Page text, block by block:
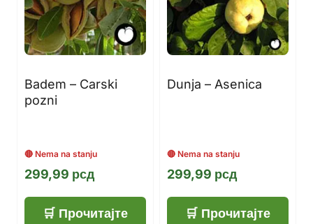
Badem – Carski
pozni
299,99 рсд
Прочитајте
Dunja – Asenica
299,99 рсд
Прочитајте